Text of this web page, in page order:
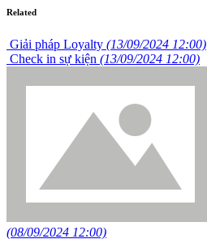
Related
Giải pháp Loyalty (13/09/2024 12:00)
Check in sự kiện (13/09/2024 12:00)
(08/09/2024 12:00)